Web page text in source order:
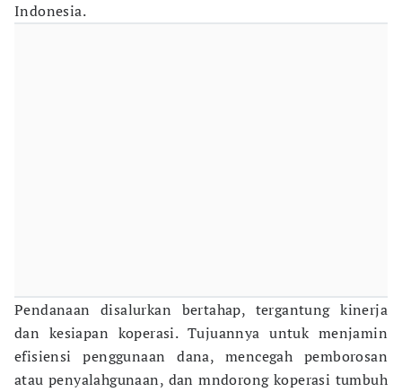
Indonesia.
Pendanaan disalurkan bertahap, tergantung kinerja
dan kesiapan koperasi. Tujuannya untuk menjamin
efisiensi penggunaan dana, mencegah pemborosan
atau penyalahgunaan, dan mndorong koperasi tumbuh